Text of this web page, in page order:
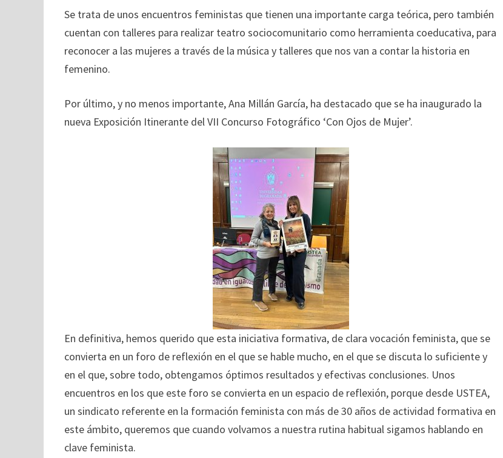
Se trata de unos encuentros feministas que tienen una importante carga teórica, pero también
cuentan con talleres para realizar teatro sociocomunitario como herramienta coeducativa, para
reconocer a las mujeres a través de la música y talleres que nos van a contar la historia en
femenino.
Por último, y no menos importante, Ana Millán García, ha destacado que se ha inaugurado la
nueva Exposición Itinerante del VII Concurso Fotográfico ‘Con Ojos de Mujer’.
En definitiva, hemos querido que esta iniciativa formativa, de clara vocación feminista, que se
convierta en un foro de reflexión en el que se hable mucho, en el que se discuta lo suficiente y
en el que, sobre todo, obtengamos óptimos resultados y efectivas conclusiones. Unos
encuentros en los que este foro se convierta en un espacio de reflexión, porque desde USTEA,
un sindicato referente en la formación feminista con más de 30 años de actividad formativa en
este ámbito, queremos que cuando volvamos a nuestra rutina habitual sigamos hablando en
clave feminista.